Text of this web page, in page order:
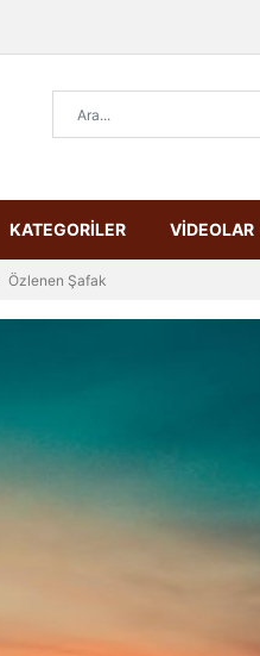
KATEGORİLER VİDEOLAR
Özlenen Şafak